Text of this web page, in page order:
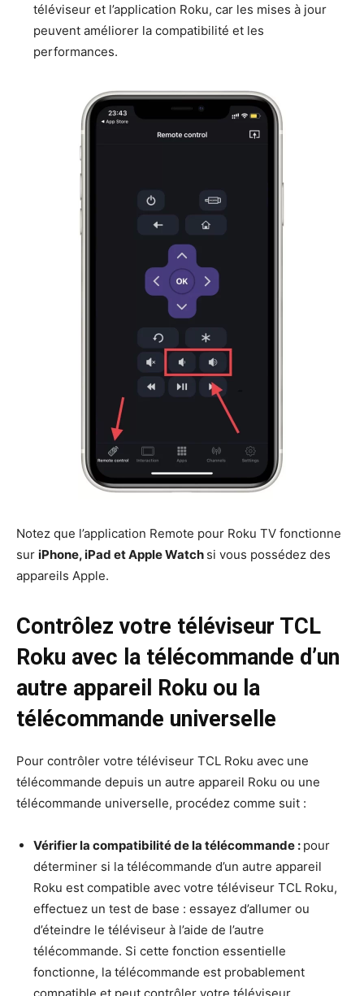
téléviseur et l’application Roku, car les mises à jour
peuvent améliorer la compatibilité et les
performances.
Notez que l’application Remote pour Roku TV fonctionne
sur iPhone, iPad et Apple Watch si vous possédez des
appareils Apple.
Contrôlez votre téléviseur TCL
Roku avec la télécommande d’un
autre appareil Roku ou la
télécommande universelle
Pour contrôler votre téléviseur TCL Roku avec une
télécommande depuis un autre appareil Roku ou une
télécommande universelle, procédez comme suit :
Vérifier la compatibilité de la télécommande : pour
déterminer si la télécommande d’un autre appareil
Roku est compatible avec votre téléviseur TCL Roku,
effectuez un test de base : essayez d’allumer ou
d’éteindre le téléviseur à l’aide de l’autre
télécommande. Si cette fonction essentielle
fonctionne, la télécommande est probablement